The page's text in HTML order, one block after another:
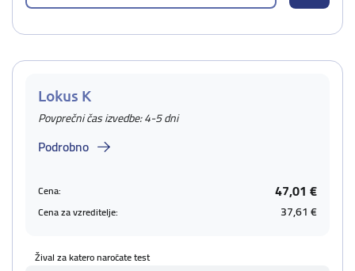
Lokus K
Povprečni čas izvedbe: 4-5 dni
Podrobno
Cena: 47,01 €
Cena za vzreditelje: 37,61 €
Žival za katero naročate test